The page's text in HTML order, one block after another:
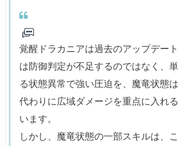
覚醒ドラカニアは過去のアップデー
は防御判定が不足するのではなく、
る状態異常で強い圧迫を、魔竜状態
代わりに広域ダメージを重点に入れ
います。
しかし、魔竜状態の一部スキルは、